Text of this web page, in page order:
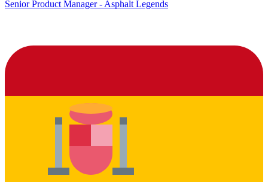
Senior Product Manager - Asphalt Legends